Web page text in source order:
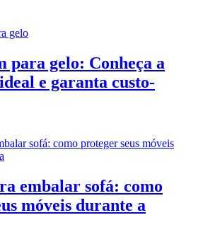
para gelo: Conheça a
e garanta custo-
embalar sofá: como
móveis durante a